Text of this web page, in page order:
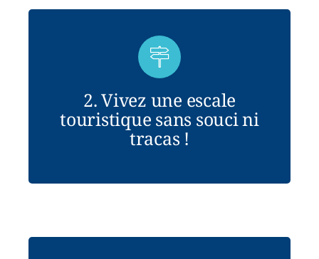
2. Vivez une escale
touristique sans souci ni
tracas !